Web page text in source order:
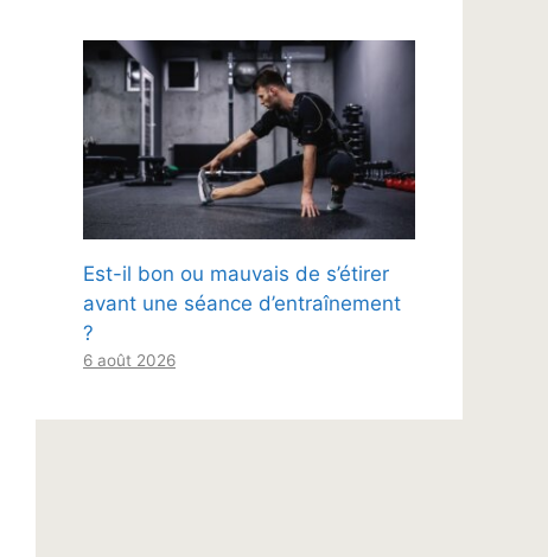
Est-il bon ou mauvais de s’étirer
avant une séance d’entraînement
?
6 août 2026